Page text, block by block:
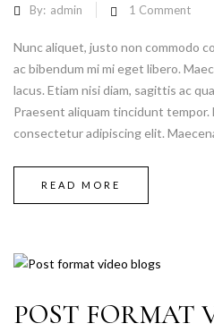
By: admin 1 Comment
Nunc aliquet, justo non commodo
ac bibendum mi mi eget libero.
lacus. Etiam nisi diam, sagittis ac
Praesent aliquam tincidunt tempor.
consectetur adipiscing elit.
READ MORE
POST FORMAT